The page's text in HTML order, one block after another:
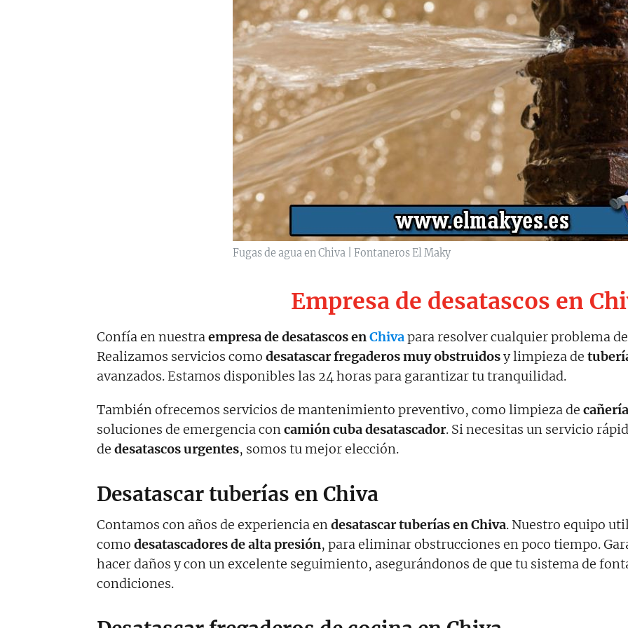
Fugas de agua en Chiva | Fontaneros El Maky
Empresa de desatascos en
Confía en nuestraempresa de desatascos enChivapara resolver cualquier problema
Realizamos servicios como desatascar fregaderos muy obstruidosy limpieza de
avanzados. Estamos disponibles las 24 horas para garantizar tu tranquilidad.
También ofrecemos servicios de mantenimiento preventivo, como limpieza de
soluciones de emergencia concamión cuba desatascador. Si necesitas un servicio
de desatascos urgentes, somos tu mejor elección.
Desatascar tuberías en Chiva
Contamos con años de experiencia endesatascar tuberías en Chiva. Nuestro equipo
como desatascadores de alta presión, para eliminar obstrucciones en poco tiempo.
hacer daños y con un excelente seguimiento, asegurándonos de que tu sistema de
condiciones.